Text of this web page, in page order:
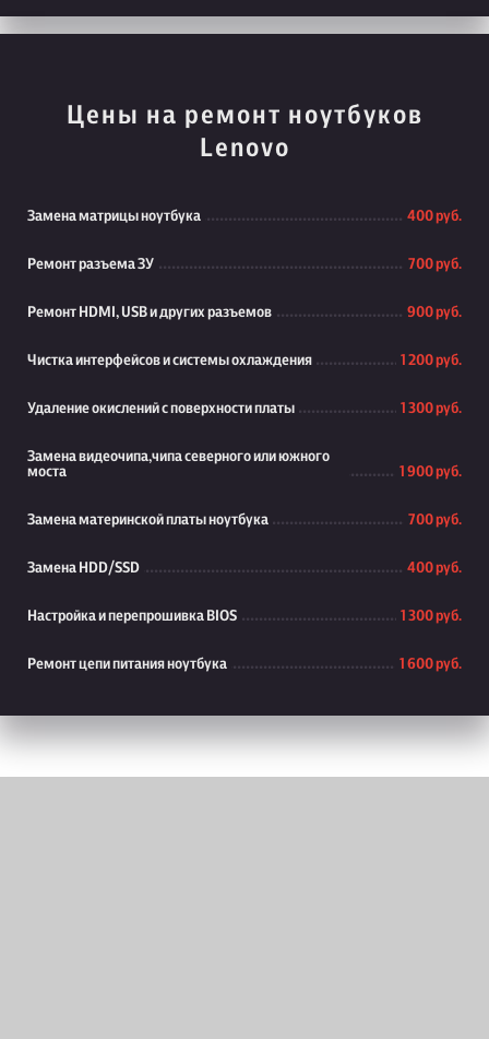
Цены на ремонт ноутбуков
Lenovo
Замена матрицы ноутбука 400 руб.
Ремонт разъема ЗУ 700 руб.
Ремонт HDMI, USB и других разъемов 900 руб.
Чистка интерфейсов и системы охлаждения 1 200 руб.
Удаление окислений с поверхности платы 1 300 руб.
Замена видеочипа,чипа северного или южного
моста
1 900 руб.
Замена материнской платы ноутбука 700 руб.
Замена HDD/SSD 400 руб.
Настройка и перепрошивка BIOS 1 300 руб.
Ремонт цепи питания ноутбука 1 600 руб.